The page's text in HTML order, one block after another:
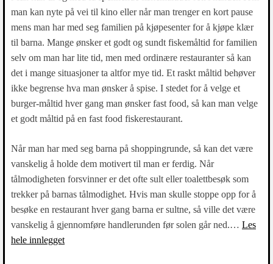
man kan nyte på vei til kino eller når man trenger en kort pause
mens man har med seg familien på kjøpesenter for å kjøpe klær
til barna. Mange ønsker et godt og sundt fiskemåltid for familien
selv om man har lite tid, men med ordinære restauranter så kan
det i mange situasjoner ta altfor mye tid. Et raskt måltid behøver
ikke begrense hva man ønsker å spise. I stedet for å velge et
burger-måltid hver gang man ønsker fast food, så kan man velge
et godt måltid på en fast food fiskerestaurant.
Når man har med seg barna på shoppingrunde, så kan det være
vanskelig å holde dem motivert til man er ferdig. Når
tålmodigheten forsvinner er det ofte sult eller toalettbesøk som
trekker på barnas tålmodighet. Hvis man skulle stoppe opp for å
besøke en restaurant hver gang barna er sultne, så ville det være
vanskelig å gjennomføre handlerunden før solen går ned.… Les
hele innlegget